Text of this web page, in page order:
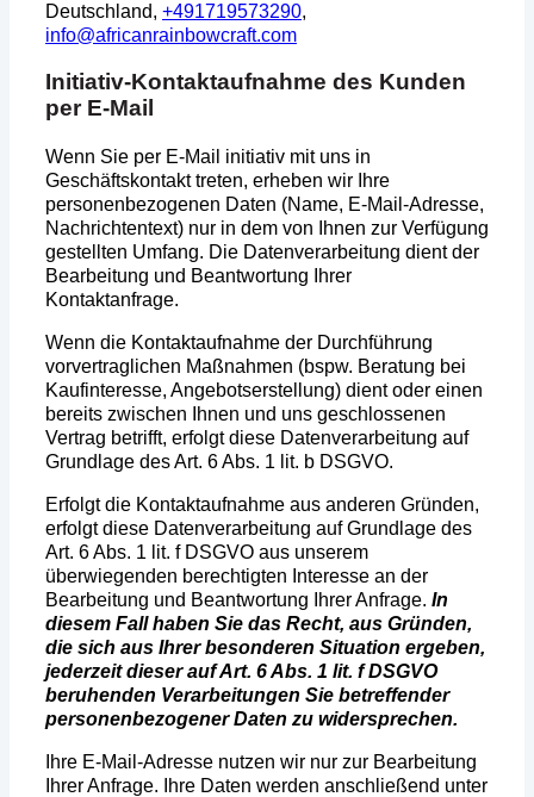
Deutschland, +491719573290,
info@africanrainbowcraft.com
Initiativ-Kontaktaufnahme des Kunden
per E-Mail
Wenn Sie per E-Mail initiativ mit uns in
Geschäftskontakt treten, erheben wir Ihre
personenbezogenen Daten (Name, E-Mail-Adresse,
Nachrichtentext) nur in dem von Ihnen zur Verfügung
gestellten Umfang. Die Datenverarbeitung dient der
Bearbeitung und Beantwortung Ihrer
Kontaktanfrage.
Wenn die Kontaktaufnahme der Durchführung
vorvertraglichen Maßnahmen (bspw. Beratung bei
Kaufinteresse, Angebotserstellung) dient oder einen
bereits zwischen Ihnen und uns geschlossenen
Vertrag betrifft, erfolgt diese Datenverarbeitung auf
Grundlage des Art. 6 Abs. 1 lit. b DSGVO.
Erfolgt die Kontaktaufnahme aus anderen Gründen,
erfolgt diese Datenverarbeitung auf Grundlage des
Art. 6 Abs. 1 lit. f DSGVO aus unserem
überwiegenden berechtigten Interesse an der
Bearbeitung und Beantwortung Ihrer Anfrage. In
diesem Fall haben Sie das Recht, aus Gründen,
die sich aus Ihrer besonderen Situation ergeben,
jederzeit dieser auf Art. 6 Abs. 1 lit. f DSGVO
beruhenden Verarbeitungen Sie betreffender
personenbezogener Daten zu widersprechen.
Ihre E-Mail-Adresse nutzen wir nur zur Bearbeitung
Ihrer Anfrage. Ihre Daten werden anschließend unter